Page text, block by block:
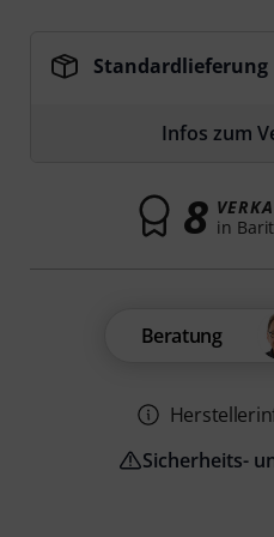
Standardlieferung
Infos zum
8 in
Beratung
Sicherheits-